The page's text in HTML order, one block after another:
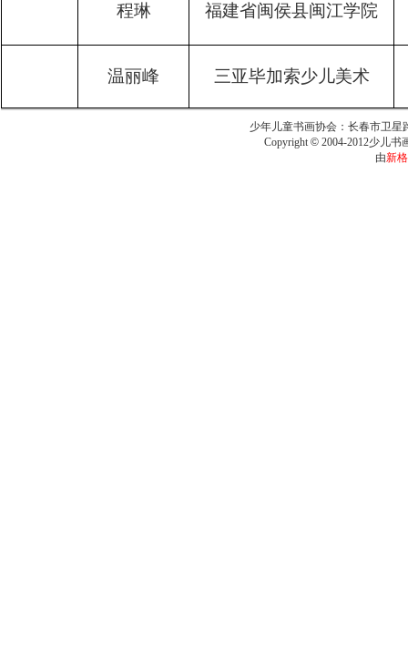
程琳 福建省闽侯县闽江学院
温丽峰 三亚毕加索少儿美术
少年儿童书画协会：长春市卫星
Copyright ©2004-2012少儿书
由新